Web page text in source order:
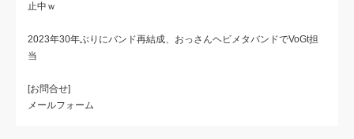
止中ｗ
2023年30年ぶりにバンド再結成、おっさんヘビメタバンドでVoGt担
当
[お問合せ]
メールフォーム